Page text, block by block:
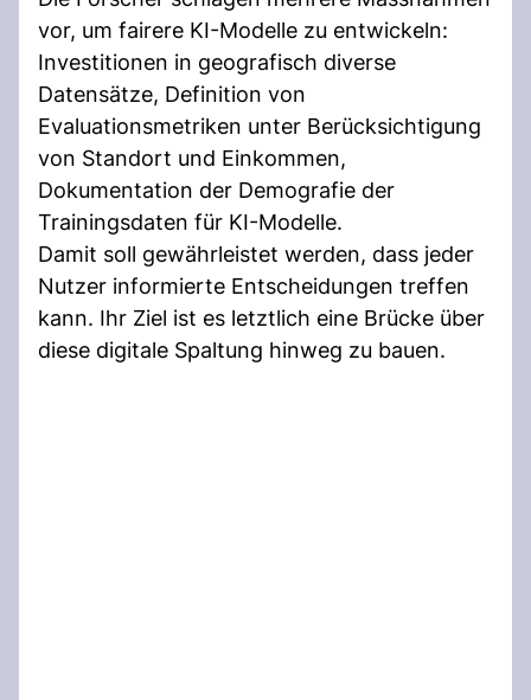
vor, um fairere KI-Modelle zu entwickeln:
Investitionen in geografisch diverse
Datensätze, Definition von
Evaluationsmetriken unter Berücksichtigung
von Standort und Einkommen,
Dokumentation der Demografie der
Trainingsdaten für KI-Modelle.
Damit soll gewährleistet werden, dass jeder
Nutzer informierte Entscheidungen treffen
kann. Ihr Ziel ist es letztlich eine Brücke über
diese digitale Spaltung hinweg zu bauen.